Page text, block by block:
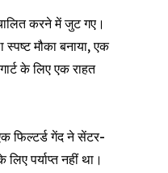
करने में जुट गए।
मौका बनाया, एक
के लिए एक राहत
फिल्टर्ड गेंद ने सेंटर-
पर्याप्त नहीं था।